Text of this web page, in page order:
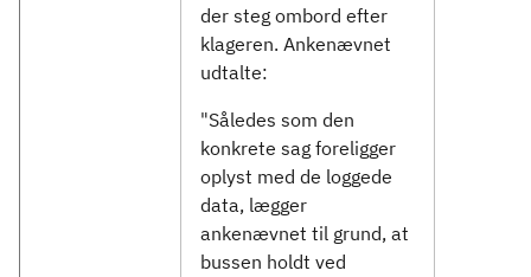
der steg ombord efter
klageren. Ankenævnet
udtalte:
"Således som den
konkrete sag foreligger
oplyst med de loggede
data, lægger
ankenævnet til grund, at
bussen holdt ved